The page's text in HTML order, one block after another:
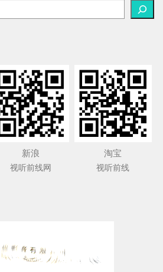
新浪
视听前线网
淘宝
视听前线